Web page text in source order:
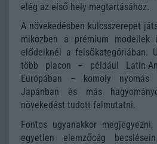
elég az első hely megtartásához.
A növekedésben kulcsszerepet
miközben a prémium
elődeiknél a felsőkategóriában.
több piacon – például Latin-
Európában – komoly nyomás
Japánban és más
növekedést tudott felmutatni.
Fontos ugyanakkor
egyetlen elemzőcég